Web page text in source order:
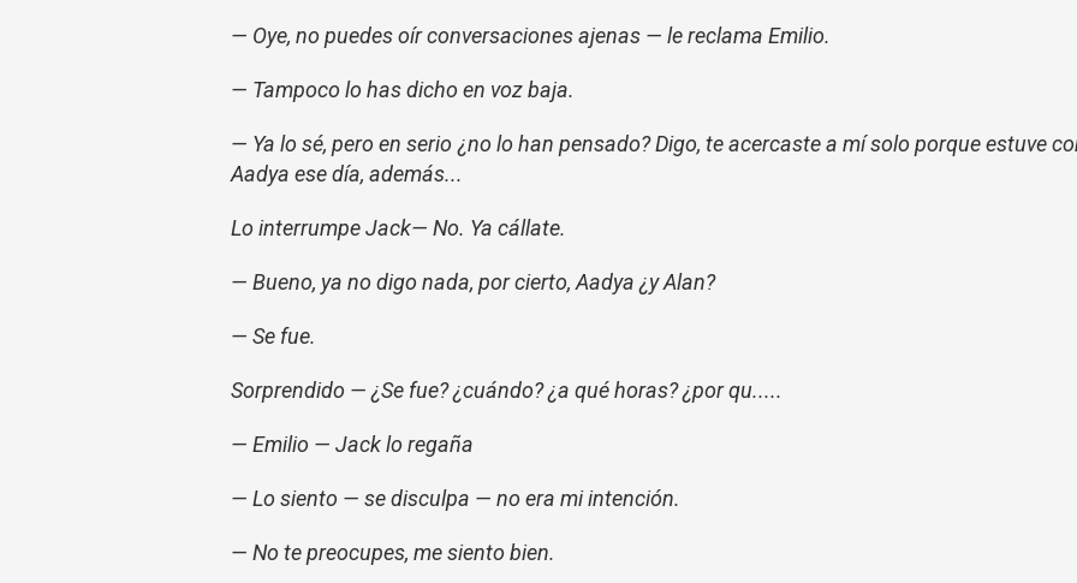
— Oye, no puedes oír conversaciones ajenas — le reclama Emilio.
— Tampoco lo has dicho en voz baja.
— Ya lo sé, pero en serio ¿no lo han pensado? Digo, te acercaste a mí solo porque estuve
Aadya ese día, además...
Lo interrumpe Jack— No. Ya cállate.
— Bueno, ya no digo nada, por cierto, Aadya ¿y Alan?
— Se fue.
Sorprendido — ¿Se fue? ¿cuándo? ¿a qué horas? ¿por qu.....
— Emilio — Jack lo regaña
— Lo siento — se disculpa — no era mi intención.
— No te preocupes, me siento bien.